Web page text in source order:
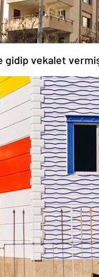
gidip vekalet